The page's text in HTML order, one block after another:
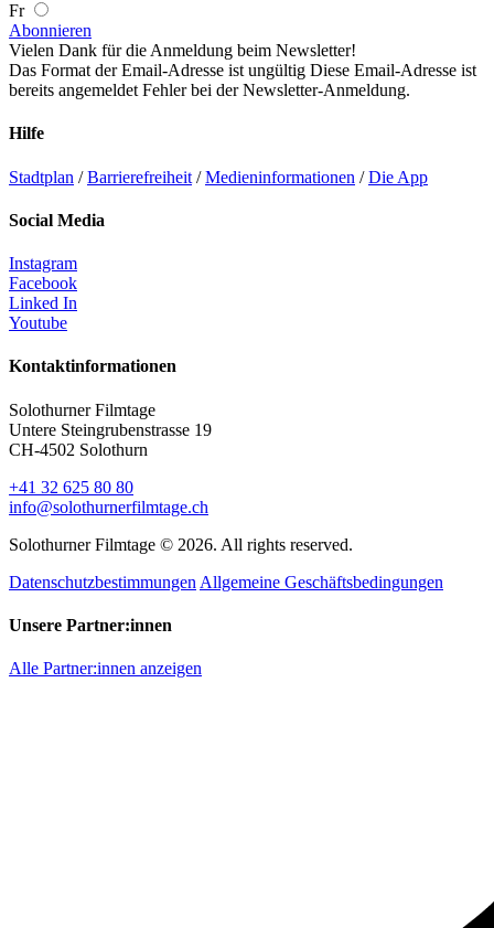
Fr
Abonnieren
Vielen Dank für die Anmeldung beim Newsletter!
Das Format der Email-Adresse ist ungültig Diese Email-Adresse ist
bereits angemeldet Fehler bei der Newsletter-Anmeldung.
Hilfe
Stadtplan /Barrierefreiheit /Medieninformationen /Die App
Social Media
Instagram
Facebook
Linked In
Youtube
Kontaktinformationen
Solothurner Filmtage
Untere Steingrubenstrasse 19
CH-4502 Solothurn
+41 32 625 80 80
info@solothurnerfilmtage.ch
Solothurner Filmtage © 2026. All rights reserved.
Datenschutzbestimmungen Allgemeine Geschäftsbedingungen
Unsere Partner:innen
Alle Partner:innen anzeigen